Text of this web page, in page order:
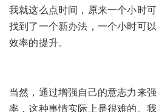
我就这么点时间，原来一个小时
找到了一个新办法，一个小时可
效率的提升。
当然，通过增强自己的意志力来
率，这种事情实际上是很难的。